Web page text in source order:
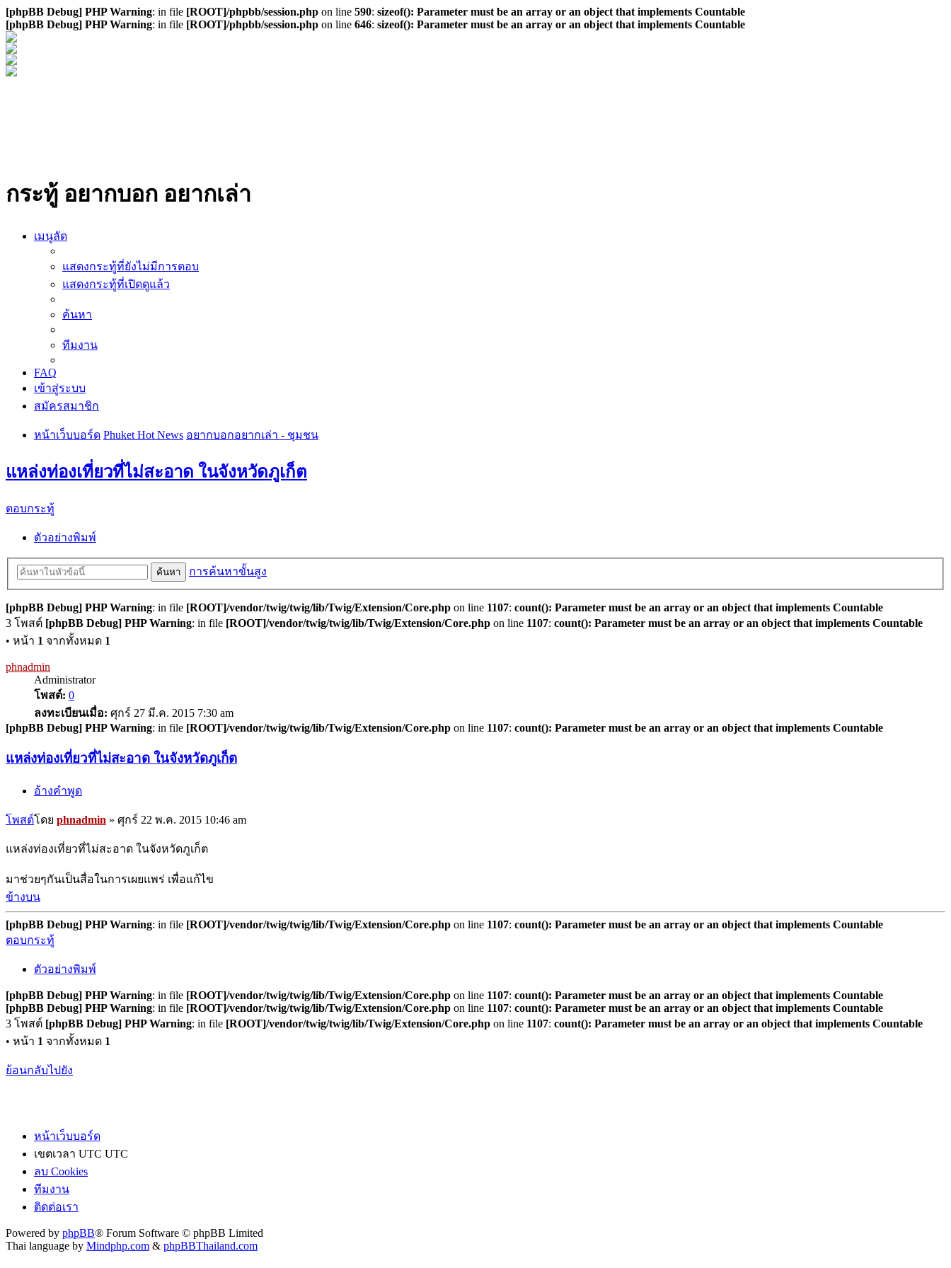
[phpBB Debug] PHP Warning: in file [ROOT]/phpbb/session.php on line 590: sizeof(): Parameter must be an array or an object that implements Countable
[phpBB Debug] PHP Warning: in file [ROOT]/phpbb/session.php on line 646: sizeof(): Parameter must be an array or an object that implements Countable
กระทู้ อยากบอก อยากเล่า
เมนูลัด
แสดงกระทู้ที่ยังไม่มีการตอบ
แสดงกระทู้ที่เปิดดูแล้ว
ค้นหา
ทีมงาน
FAQ
เข้าสู่ระบบ
สมัครสมาชิก
หน้าเว็บบอร์ด Phuket Hot News อยากบอกอยากเล่า - ชุมชน
แหล่งท่องเที่ยวที่ไม่สะอาด ในจังหวัดภูเก็ต
ตอบกระทู้
ตัวอย่างพิมพ์
ค้นหา การค้นหาขั้นสูง
[phpBB Debug] PHP Warning: in file [ROOT]/vendor/twig/twig/lib/Twig/Extension/Core.php on line 1107: count(): Parameter must be an array or an object that implements Countable
3 โพสต์ [phpBB Debug] PHP Warning: in file [ROOT]/vendor/twig/twig/lib/Twig/Extension/Core.php on line 1107: count(): Parameter must be an array or an object that implements Countable
• หน้า 1 จากทั้งหมด 1
phnadmin
Administrator
โพสต์: 0
ลงทะเบียนเมื่อ: ศุกร์ 27 มี.ค. 2015 7:30 am
[phpBB Debug] PHP Warning: in file [ROOT]/vendor/twig/twig/lib/Twig/Extension/Core.php on line 1107: count(): Parameter must be an array or an object that implements Countable
แหล่งท่องเที่ยวที่ไม่สะอาด ในจังหวัดภูเก็ต
อ้างคำพูด
โพสต์โดย phnadmin » ศุกร์ 22 พ.ค. 2015 10:46 am
แหล่งท่องเที่ยวที่ไม่สะอาด ในจังหวัดภูเก็ต
มาช่วยๆกันเป็นสื่อในการเผยแพร่ เพื่อแก้ไข
ข้างบน
[phpBB Debug] PHP Warning: in file [ROOT]/vendor/twig/twig/lib/Twig/Extension/Core.php on line 1107: count(): Parameter must be an array or an object that implements Countable
ตอบกระทู้
ตัวอย่างพิมพ์
[phpBB Debug] PHP Warning: in file [ROOT]/vendor/twig/twig/lib/Twig/Extension/Core.php on line 1107: count(): Parameter must be an array or an object that implements Countable
[phpBB Debug] PHP Warning: in file [ROOT]/vendor/twig/twig/lib/Twig/Extension/Core.php on line 1107: count(): Parameter must be an array or an object that implements Countable
3 โพสต์ [phpBB Debug] PHP Warning: in file [ROOT]/vendor/twig/twig/lib/Twig/Extension/Core.php on line 1107: count(): Parameter must be an array or an object that implements Countable
• หน้า 1 จากทั้งหมด 1
ย้อนกลับไปยัง
หน้าเว็บบอร์ด
เขตเวลา UTC UTC
ลบ Cookies
ทีมงาน
ติดต่อเรา
Powered by phpBB® Forum Software © phpBB Limited
Thai language by Mindphp.com & phpBBThailand.com